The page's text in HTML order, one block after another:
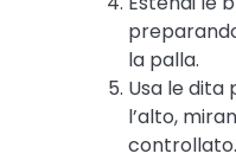
la palla.
Usa le dita
l’alto,
controllato.